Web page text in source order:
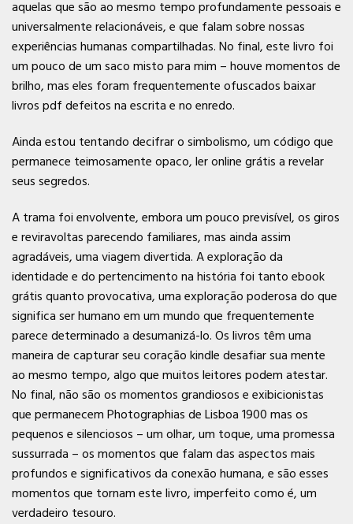
aquelas que são ao mesmo tempo profundamente pessoais e
universalmente relacionáveis, e que falam sobre nossas
experiências humanas compartilhadas. No final, este livro foi
um pouco de um saco misto para mim – houve momentos de
brilho, mas eles foram frequentemente ofuscados baixar
livros pdf defeitos na escrita e no enredo.
Ainda estou tentando decifrar o simbolismo, um código que
permanece teimosamente opaco, ler online grátis a revelar
seus segredos.
A trama foi envolvente, embora um pouco previsível, os giros
e reviravoltas parecendo familiares, mas ainda assim
agradáveis, uma viagem divertida. A exploração da
identidade e do pertencimento na história foi tanto ebook
grátis quanto provocativa, uma exploração poderosa do que
significa ser humano em um mundo que frequentemente
parece determinado a desumanizá-lo. Os livros têm uma
maneira de capturar seu coração kindle desafiar sua mente
ao mesmo tempo, algo que muitos leitores podem atestar.
No final, não são os momentos grandiosos e exibicionistas
que permanecem Photographias de Lisboa 1900 mas os
pequenos e silenciosos – um olhar, um toque, uma promessa
sussurrada – os momentos que falam das aspectos mais
profundos e significativos da conexão humana, e são esses
momentos que tornam este livro, imperfeito como é, um
verdadeiro tesouro.